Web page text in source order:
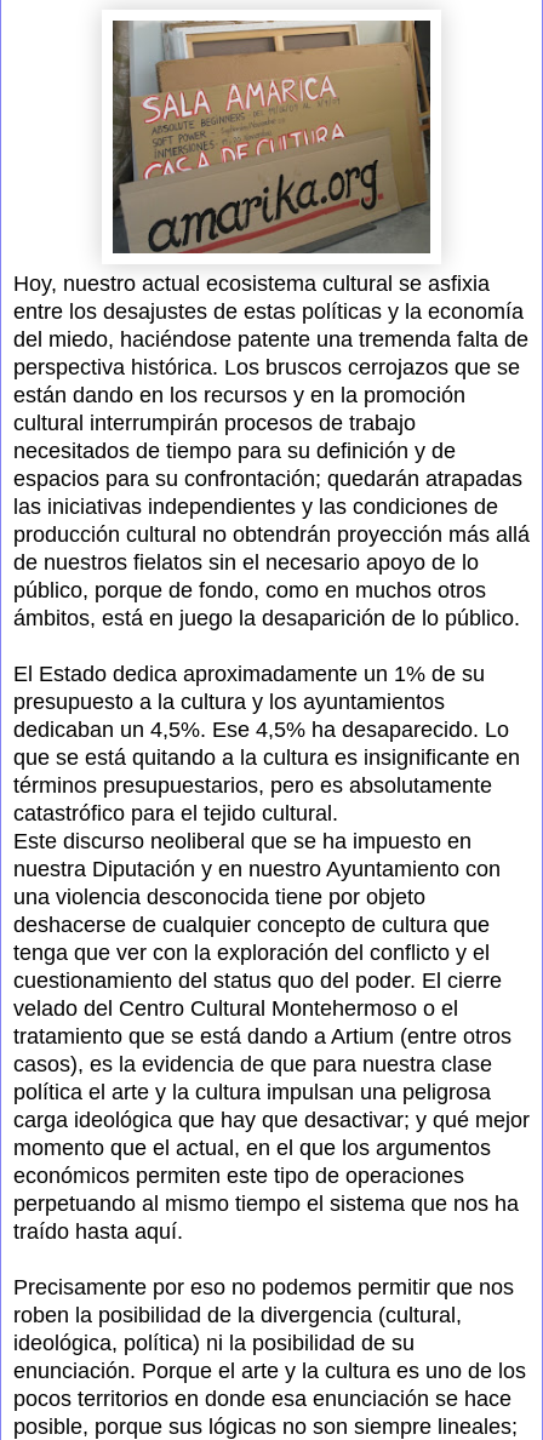
Hoy, nuestro actual ecosistema cultural se asfixia
entre los desajustes de estas políticas y la economía
del miedo, haciéndose patente una tremenda falta de
perspectiva histórica. Los bruscos cerrojazos que se
están dando en los recursos y en la promoción
cultural interrumpirán procesos de trabajo
necesitados de tiempo para su definición y de
espacios para su confrontación; quedarán atrapadas
las iniciativas independientes y las condiciones de
producción cultural no obtendrán proyección más allá
de nuestros fielatos sin el necesario apoyo de lo
público, porque de fondo, como en muchos otros
ámbitos, está en juego la desaparición de lo público.
El Estado dedica aproximadamente un 1% de su
presupuesto a la cultura y los ayuntamientos
dedicaban un 4,5%. Ese 4,5% ha desaparecido. Lo
que se está quitando a la cultura es insignificante en
términos presupuestarios, pero es absolutamente
catastrófico para el tejido cultural.
Este discurso neoliberal que se ha impuesto en
nuestra Diputación y en nuestro Ayuntamiento con
una violencia desconocida tiene por objeto
deshacerse de cualquier concepto de cultura que
tenga que ver con la exploración del conflicto y el
cuestionamiento del status quo del poder. El cierre
velado del Centro Cultural Montehermoso o el
tratamiento que se está dando a Artium (entre otros
casos), es la evidencia de que para nuestra clase
política el arte y la cultura impulsan una peligrosa
carga ideológica que hay que desactivar; y qué mejor
momento que el actual, en el que los argumentos
económicos permiten este tipo de operaciones
perpetuando al mismo tiempo el sistema que nos ha
traído hasta aquí.
Precisamente por eso no podemos permitir que nos
roben la posibilidad de la divergencia (cultural,
ideológica, política) ni la posibilidad de su
enunciación. Porque el arte y la cultura es uno de los
pocos territorios en donde esa enunciación se hace
posible, porque sus lógicas no son siempre lineales;